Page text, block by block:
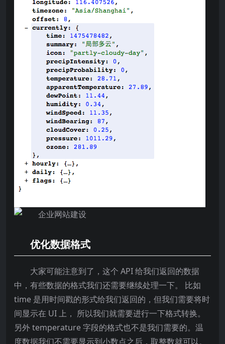
优化数据格式
大家可能注意到了，这个 API 给我们返回的数据
中，有些数据的格式我们还需要继续处理一下。 比如
time 是用时间戳的形式给我们返回的，但我们需要将时
间显示在 UI 上， 所以我们就需要进行一下格式转换。
另外 temperature 字段的格式也不是我们需要的。温
度数据我们不需要显示到小数点之后，取整数就可以。